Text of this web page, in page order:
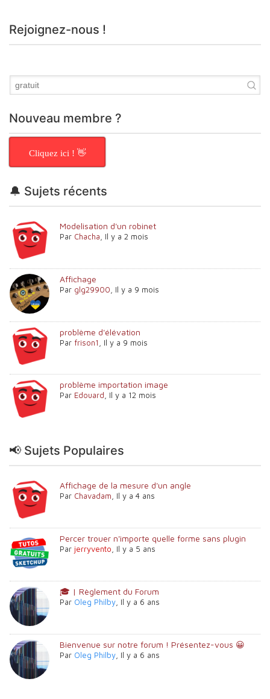
Rejoignez-nous !
Nouveau membre ?
Cliquez ici ! 👋
🔔 Sujets récents
Modelisation d'un robinet
Par Chacha Il y a 2 mois
Affichage
Par glg29900 Il y a 9 mois
problème d'élévation
Par frison1 Il y a 9 mois
problème importation image
Par Edouard, Il y a 12 mois
📢 Sujets Populaires
Affichage de la mesure d'un angle
Par Chavadam, Il y a 4 ans
Percer trouer n'importe quelle forme sans plugin
Par jerryvento Il y a 5 ans
🎓 | Règlement du Forum
Par Oleg Philby Il y a 6 ans
Bienvenue sur notre forum ! Présentez-vous 😀
Par Oleg Philby Il y a 6 ans